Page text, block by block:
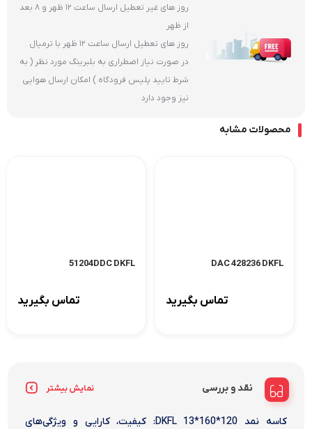
روز های غیر تعطیل ارسال ساعت 12 ظهر و 8 بعد
از ظهر
روز های تعطیل ارسال ساعت 12 ظهر با ترمیال
در صورت نیاز اضطراری به بلبرینگ مورد نظر ( به
شرط تایید پلیس فرودگاه ) امکان ارسال هوایی
نیز وجود دارد
محصولات مشابه
DAC 428236 DKFL
تماس بگیرید
51204DDC DKFL
تماس بگیرید
نقد و بررسی نمایش بیشتر
کاسه نمد 120*160*13 DKFL: کیفیت، کارایی و ویژگی‌های